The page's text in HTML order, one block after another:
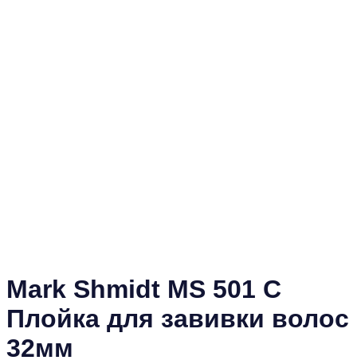
Mark Shmidt MS 501 C
Плойка для завивки волос
32мм